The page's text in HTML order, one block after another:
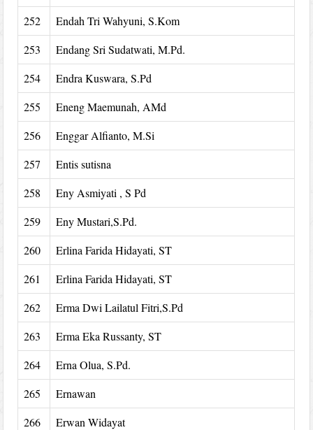
252
Endah Tri Wahyuni, S.Kom
253
Endang Sri Sudatwati, M.Pd.
254
Endra Kuswara, S.Pd
255
Eneng Maemunah, AMd
256
Enggar Alfianto, M.Si
257
Entis sutisna
258
Eny Asmiyati , S Pd
259
Eny Mustari,S.Pd.
260
Erlina Farida Hidayati, ST
261
Erlina Farida Hidayati, ST
262
Erma Dwi Lailatul Fitri,S.Pd
263
Erma Eka Russanty, ST
264
Erna Olua, S.Pd.
265
Ernawan
266
Erwan Widayat